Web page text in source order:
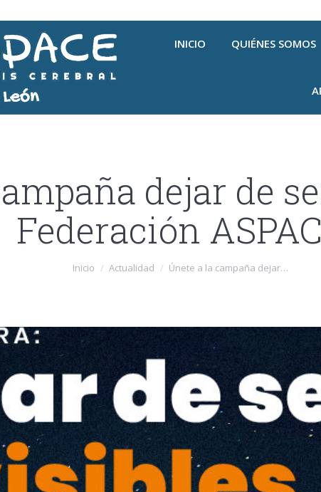
INICIO QUIÉNES SOMOS
dejar de
Federación
Inicio Actualidad Únete a la campaña dejar…